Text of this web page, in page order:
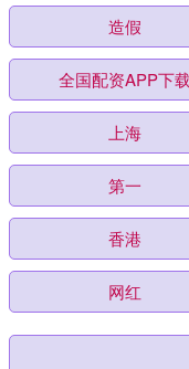
造假
全国配资APP下
上海
第一
香港
网红